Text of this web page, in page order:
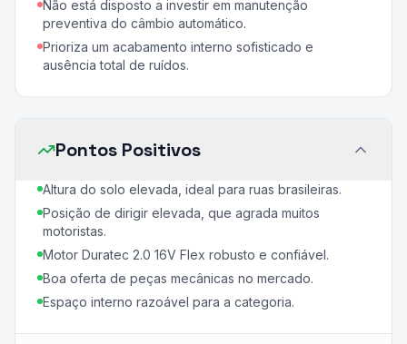
Não está disposto a investir em manutenção
preventiva do câmbio automático.
Prioriza um acabamento interno sofisticado e
ausência total de ruídos.
Pontos Positivos
Altura do solo elevada, ideal para ruas brasileiras.
Posição de dirigir elevada, que agrada muitos
motoristas.
Motor Duratec 2.0 16V Flex robusto e confiável.
Boa oferta de peças mecânicas no mercado.
Espaço interno razoável para a categoria.